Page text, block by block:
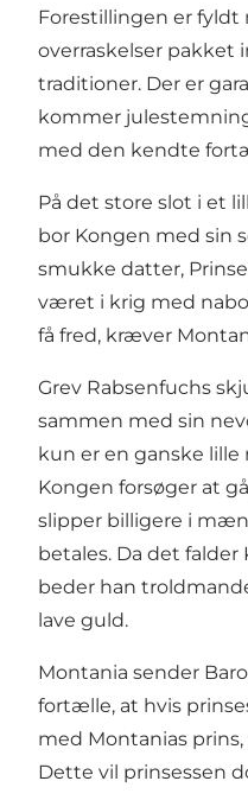
Forestillingen er fyldt
overraskelser pakket
traditioner. Der er
kommer
med den kendte
På det store slot i et
bor Kongen med sin
smukke datter,
været i krig med
få fred, kræver
Grev Rabsenfuchs
sammen med sin
kun er en ganske
Kongen forsøger at
slipper billigere i
betales. Da det
beder han
lave guld.
Montania sender
fortælle, at hvis
med Montanias
Dette vil prinsessen